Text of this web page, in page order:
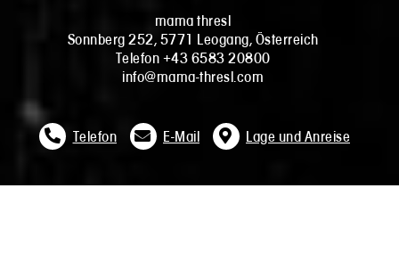
mama thresl
Sonnberg 252, 5771 Leogang, Österreich
Telefon +43 6583 20800
info@mama-thresl.com
Telefon E-Mail Lage und Anreise